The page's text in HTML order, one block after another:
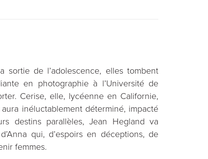
de l’adolescence, elles tombent
en photographie à l’Université de
Cerise, elle, lycéenne en Californie,
inéluctablement déterminé, impacté
destins parallèles, Jean Hegland va
qui, d’espoirs en déceptions, de
femmes.